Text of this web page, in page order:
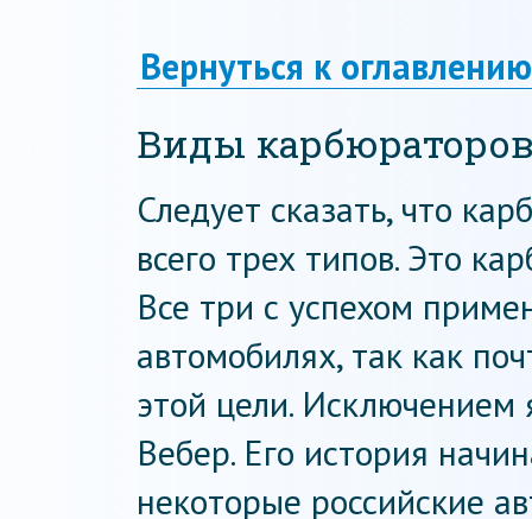
Вернуться к оглавлению
Виды
Следует сказать, что
всего трех типов. Это
Все три с успехом
автомобилях, так как
этой цели. Исключением
Вебер. Его история
некоторые российские